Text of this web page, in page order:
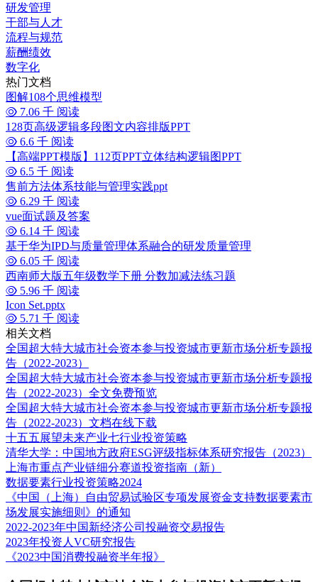
研发管理
干部与人才
流程与规范
薪酬绩效
数字化
热门文档
图解108个思维模型
7.06 千 阅读
128页高级逻辑多段图文内容排版PPT
6.6 千 阅读
【高端PPT模版】112页PPT立体结构逻辑图PPT
6.5 千 阅读
售前方法体系技能与管理实践ppt
6.29 千 阅读
vue面试题及答案
6.14 千 阅读
基于华为IPD与质量管理体系融合的研发质量管理
6.05 千 阅读
西南师大版五年级数学下册 分数加减法练习题
5.96 千 阅读
Icon Set.pptx
5.71 千 阅读
相关文档
全国超大特大城市社会资本参与投资城市更新市场分析专题报
告（2022-2023）
全国超大特大城市社会资本参与投资城市更新市场分析专题报
告（2022-2023）全文免费预览
全国超大特大城市社会资本参与投资城市更新市场分析专题报
告（2022-2023）文档在线下载
十五五展望未来产业七行业投资策略
清华大学：中国地方政府ESG评级指标体系研究报告（2023）
上海市重点产业链细分赛道投资指南（新）
数据要素行业投资策略2024
《中国（上海）自由贸易试验区专项发展资金支持数据要素市
场发展实施细则》的通知
2022-2023年中国新经济公司投融资交易报告
2023年投资人VC研究报告
《2023中国消费投融资半年报》